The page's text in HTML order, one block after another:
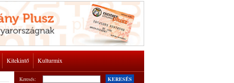
Kitekintő Kulturmix
Keresés: KERESÉS